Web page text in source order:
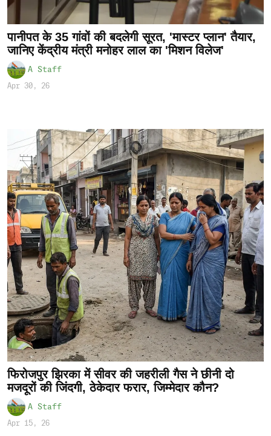
पानीपत के 35 गांवों की बदलेगी सूरत, 'मास्टर प्लान' तैयार,
जानिए केंद्रीय मंत्री मनोहर लाल का 'मिशन विलेज'
A Staff
Apr 30, 26
फिरोजपुर झिरका में सीवर की जहरीली गैस ने छीनी दो
मजदूरों की जिंदगी, ठेकेदार फरार, जिम्मेदार कौन?
A Staff
Apr 15, 26